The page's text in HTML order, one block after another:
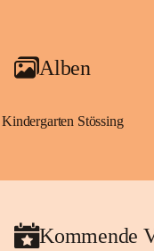
Alben
Kindergarten Stössing
Kommende